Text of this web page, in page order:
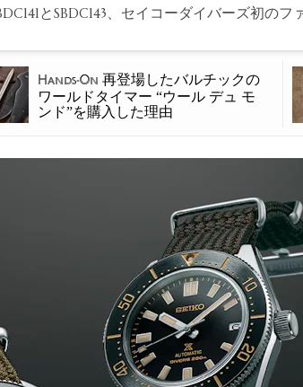
とSBDC143、セイコーダイバーズ初のフ
Hands-On 再登場したバルチックの
ワールドタイマー “ウール デュ モ
ンド”を購入した理由